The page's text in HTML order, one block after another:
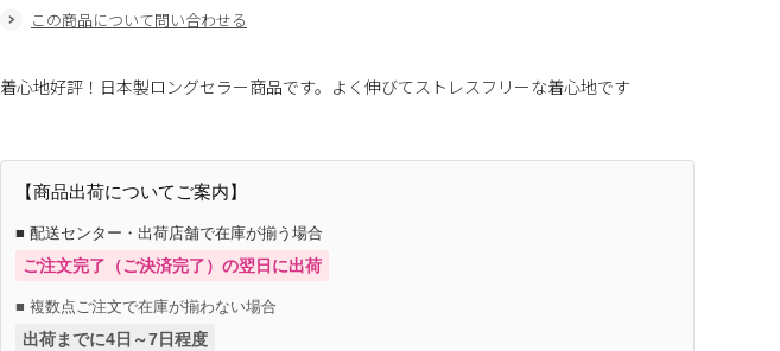
この商品について問い合わせる
着心地好評！日本製ロングセラー商品です。よく伸びてストレスフリーな着心地です
【商品出荷についてご案内】
■ 配送センター・出荷店舗で在庫が揃う場合
ご注文完了（ご決済完了）の翌日に出荷
■ 複数点ご注文で在庫が揃わない場合
出荷までに4日～7日程度